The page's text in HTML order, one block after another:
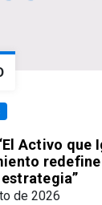
Activo que
de 2026